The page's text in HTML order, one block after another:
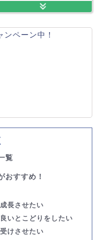
ペーン中！
覧
おすすめ！
長させたい
いとこどりをしたい
けさせたい